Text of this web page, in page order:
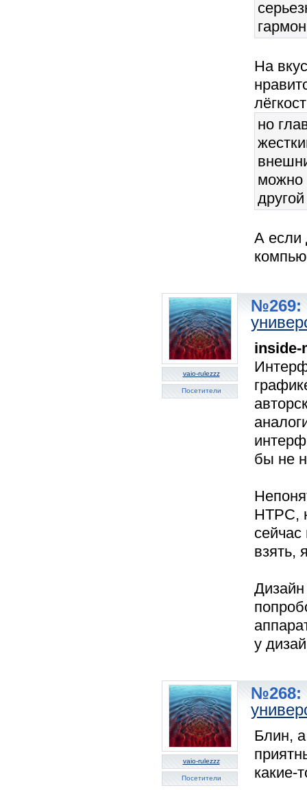
На
но
можно
А если
vaio-rulezzz
Посетители
№269:
inside-
бы не
HTPC,
взять,
Дизайн
у
vaio-rulezzz
Посетители
№268:
Блин,
какие-